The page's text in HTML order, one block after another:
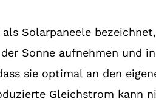
Solarpaneele
Sonne aufnehmen und
sie optimal an den
Gleichstrom